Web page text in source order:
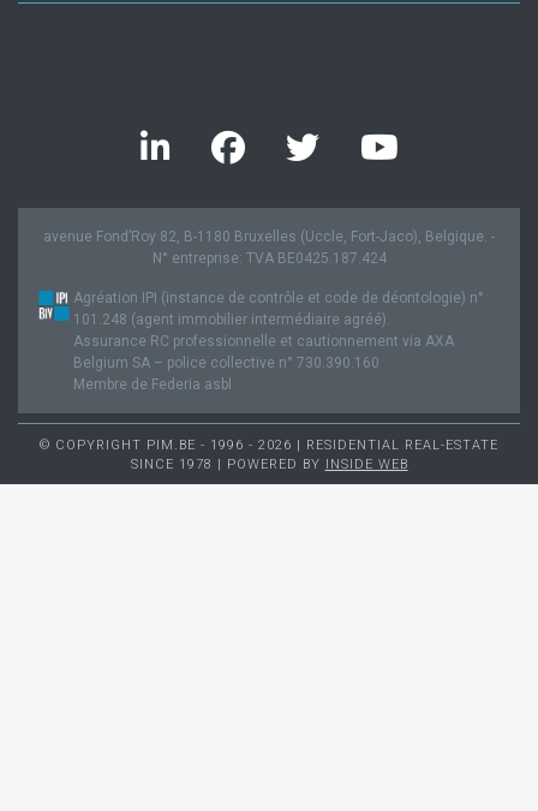
avenue Fond’Roy 82, B-1180 Bruxelles (Uccle, Fort-Jaco), Belgique. -
N° entreprise: TVA BE0425.187.424
Agréation IPI (instance de contrôle et code de déontologie) n°
101.248 (agent immobilier intermédiaire agréé).
Assurance RC professionnelle et cautionnement via AXA
Belgium SA – police collective n° 730.390.160
Membre de Federia asbl
© COPYRIGHT PIM.BE - 1996 - 2026 | RESIDENTIAL REAL-ESTATE
SINCE 1978 | POWERED BY INSIDE WEB